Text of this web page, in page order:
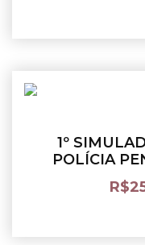
1º
POLÍCIA
R$